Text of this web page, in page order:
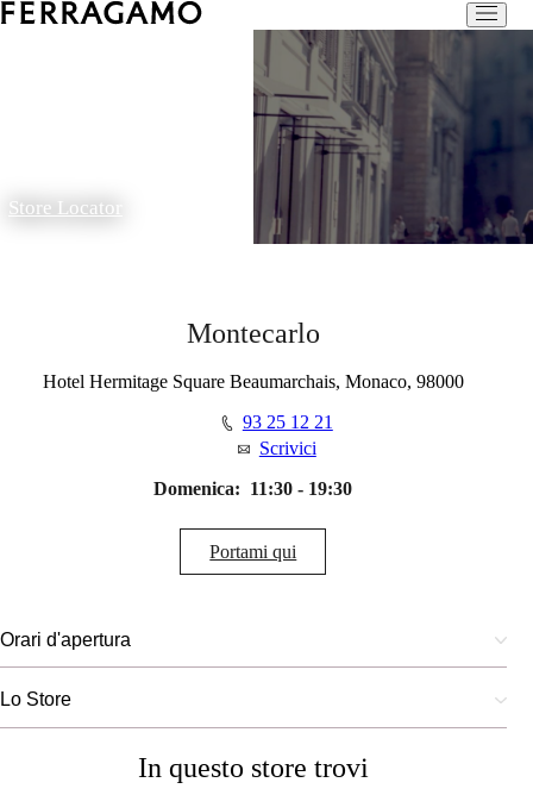
Store Locator
Montecarlo
Hotel Hermitage Square Beaumarchais, Monaco, 98000
93 25 12 21
Scrivici
Domenica: 11:30 - 19:30
Portami qui
Orari d'apertura
Lo Store
In questo store trovi